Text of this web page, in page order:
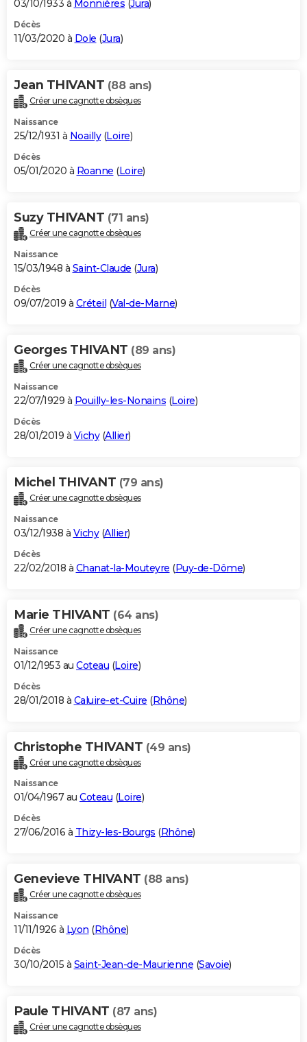
03/10/1933 à Monnières (Jura)
Décès
11/03/2020 à Dole (Jura)
Jean THIVANT (88 ans)
Créer une cagnotte obsèques
Naissance
25/12/1931 à Noailly(Loire)
Décès
05/01/2020 à Roanne (Loire)
Suzy THIVANT (71 ans)
Créer une cagnotte obsèques
Naissance
15/03/1948 à Saint-Claude (Jura)
Décès
09/07/2019 à Créteil (Val-de-Marne)
Georges THIVANT (89 ans)
Créer une cagnotte obsèques
Naissance
22/07/1929 à Pouilly-les-Nonains (Loire)
Décès
28/01/2019 à Vichy(Allier)
Michel THIVANT (79 ans)
Créer une cagnotte obsèques
Naissance
03/12/1938 à Vichy(Allier)
Décès
22/02/2018 à Chanat-la-Mouteyre (Puy-de-Dôme)
Marie THIVANT (64 ans)
Créer une cagnotte obsèques
Naissance
01/12/1953 au Coteau (Loire)
Décès
28/01/2018 à Caluire-et-Cuire (Rhône)
Christophe THIVANT (49 ans)
Créer une cagnotte obsèques
Naissance
01/04/1967 au Coteau (Loire)
Décès
27/06/2016 à Thizy-les-Bourgs (Rhône)
Genevieve THIVANT (88 ans)
Créer une cagnotte obsèques
Naissance
11/11/1926 à Lyon (Rhône)
Décès
30/10/2015 à Saint-Jean-de-Maurienne (Savoie)
Paule THIVANT (87 ans)
Créer une cagnotte obsèques